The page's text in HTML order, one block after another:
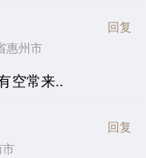
惠州市
回复
空常来..
回复